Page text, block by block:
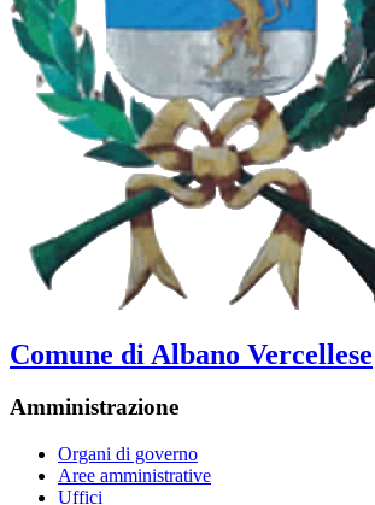
Comune di Albano Vercellese
Amministrazione
Organi di governo
Aree amministrative
Uffici